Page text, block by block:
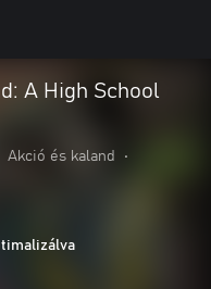
A High School
Akció és kaland
•